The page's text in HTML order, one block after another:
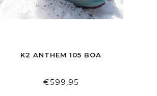
K2 ANTHEM 105 BOA
€599,95